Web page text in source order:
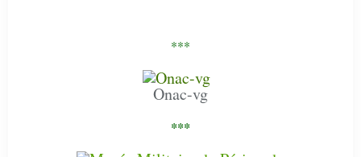
***
Onac-vg
***